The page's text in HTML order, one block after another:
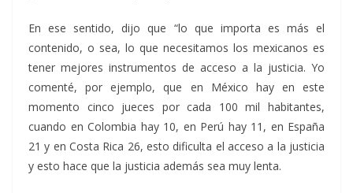
En ese sentido, dijo que “lo que importa es más el
contenido, o sea, lo que necesitamos los mexicanos es
tener mejores instrumentos de acceso a la justicia. Yo
comenté, por ejemplo, que en México hay en este
momento cinco jueces por cada 100 mil habitantes,
cuando en Colombia hay 10, en Perú hay 11, en España
21 y en Costa Rica 26, esto dificulta el acceso a la justicia
y esto hace que la justicia además sea muy lenta.